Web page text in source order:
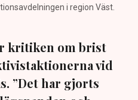
i region Väst.
kritiken om brist
vid
”Det har gjorts